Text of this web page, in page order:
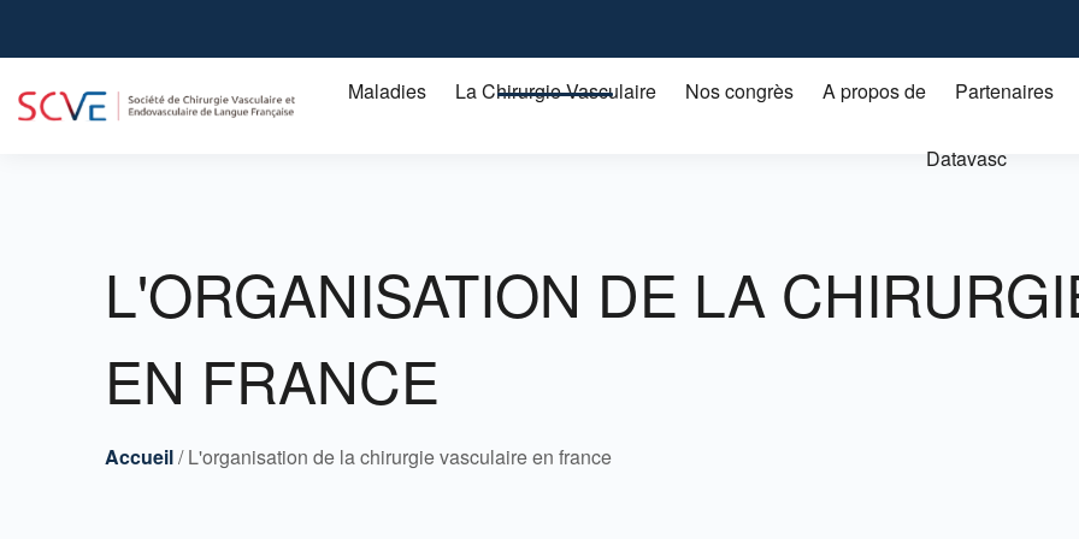
principal
Maladies La Chirurgie Vasculaire Nos congrès A propos de Partenaires
Datavasc
L'ORGANISATION DE LA
EN FRANCE
Accueil L'organisation de la chirurgie vasculaire en france